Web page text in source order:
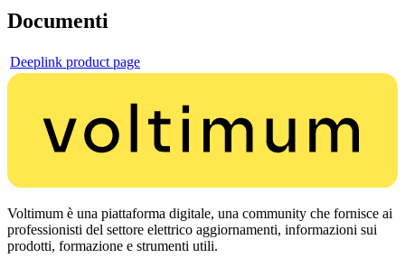
Documenti
Deeplink product page
Voltimum è una piattaforma digitale, una community che fornisce ai
professionisti del settore elettrico aggiornamenti, informazioni sui
prodotti, formazione e strumenti utili.